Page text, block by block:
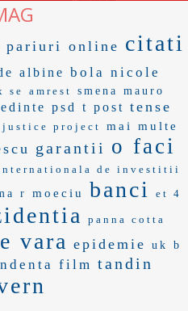
pariuri online citati
albine bola nicole
se amrest smena
mauro
psd t post tense
project
mai multe
garantii o faci
de investitii
r moeciu banci et 4
panna cotta
vara epidemie uk b
film tandin